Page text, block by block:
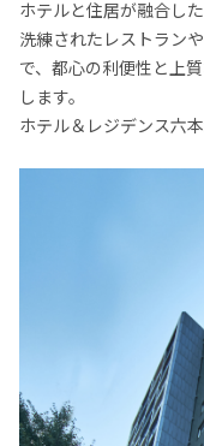
ホテルと住居が融合し
洗練されたレストラン
で、都心の利便性と上
します。
ホテル＆レジデンス六本